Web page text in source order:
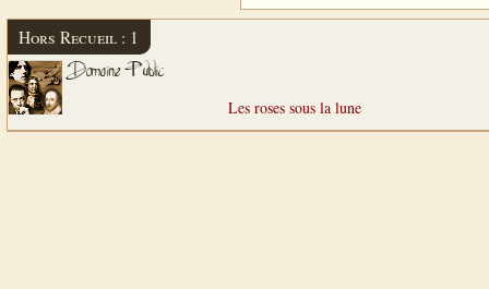
Hors Recueil : 1
Domaine Public
Les roses sous la lune